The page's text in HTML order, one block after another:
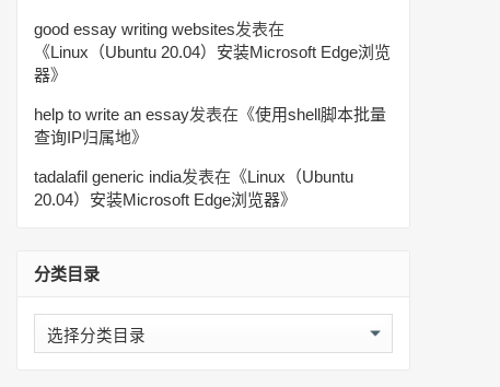
good essay writing websites发表在
《Linux（Ubuntu 20.04）安装Microsoft Edge浏览
器》
help to write an essay发表在《使用shell脚本批量
查询IP归属地》
tadalafil generic india发表在《Linux（Ubuntu
20.04）安装Microsoft Edge浏览器》
分类目录
分
类